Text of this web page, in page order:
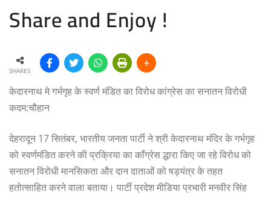
Share and Enjoy !
SHARES
केदारनाथ मे गर्भगृह के स्वर्ण मंडित का विरोध कांग्रेस का सनातन विरोधी
कदम:चौहान
देहरादून 17 सितंबर, भारतीय जनता पार्टी ने श्री केदारनाथ मंदिर के गर्भगृह
को स्वर्णमंडित करने की प्रक्रिया का कॉंग्रेस द्धारा किए जा रहे विरोध को
सनातन विरोधी मानसिकता और दान दाताओं को षड्यंत्र के तहत
हतोत्साहित करने वाला बताया। पार्टी प्रदेश मीडिया प्रभारी मनवीर सिंह